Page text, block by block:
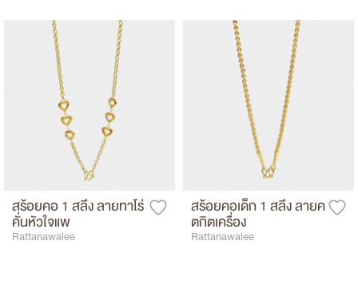
สร้อยคอ 1 สลึง ลายทาโร่
คั่นหัวใจแพ
Rattanawalee
สร้อยคอเด็ก 1 สลึง ลายค
ตกิตเครื่อง
Rattanawalee